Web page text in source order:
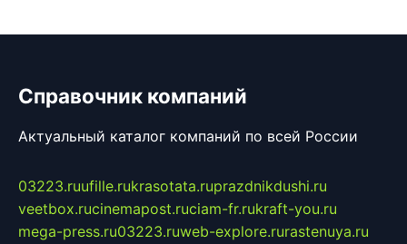
Справочник компаний
Актуальный каталог компаний по всей России
03223.ruufille.rukrasotata.ruprazdnikdushi.ru
veetbox.rucinemapost.ruciam-fr.rukraft-you.ru
mega-press.ru03223.ruweb-explore.rurastenuya.ru